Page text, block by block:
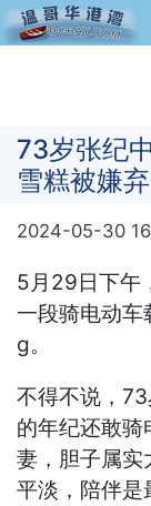
73岁张纪
雪糕被嫌弃
2024-05-30
5月29日下午
一段骑电动
g。
不得不说，
的年纪还敢
妻，胆子属实
平淡，陪伴是